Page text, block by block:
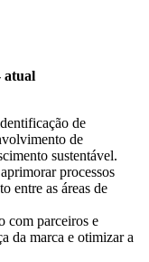
atual
de
de
sustentável.
processos
entre as áreas de
com parceiros e
da marca e otimizar a